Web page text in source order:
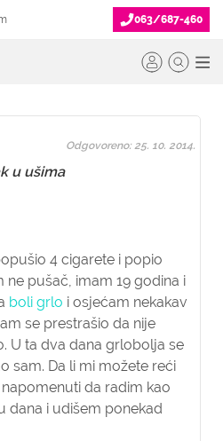
063/687-460
u ušima
4 cigarete i popio
ne pušač, imam 19 godina i
boli grlo i osjećam nekakav
se prestrašio da nije
U ta dva dana grlobolja se
sam. Da li mi možete reći
da radim kao
dana i udišem ponekad
Odgovoreno: 25. 10. 2014.